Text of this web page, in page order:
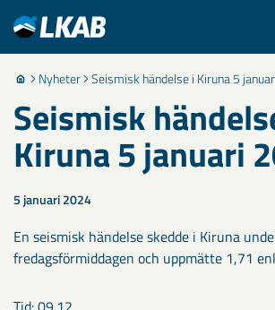
Nyheter Seismisk händelse i Kiruna 5
Seismisk
Kiruna 5 januari
5 januari 2024
​En seismisk händelse skedde i Kiruna
fredagsförmiddagen och uppmätte 1,71